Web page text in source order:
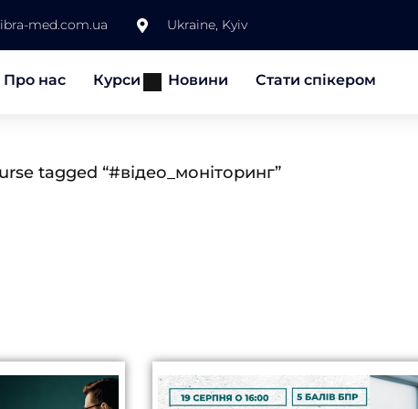
med.com.ua Ukraine, Kyiv
Про нас Курси Новини Стати спікером
tagged “#відео_моніторинг”